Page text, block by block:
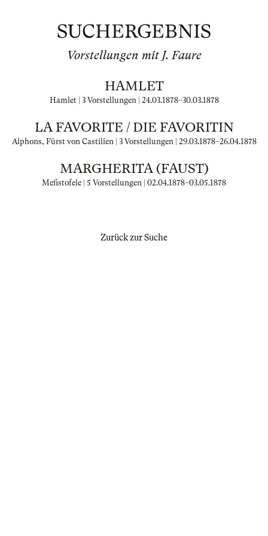
SUCHERGEBNIS
Vorstellungen mit J. Faure
HAMLET
Hamlet | 3 Vorstellungen | 24.03.1878–30.03.1878
LA FAVORITE / DIE FAVORITIN
Alphons, Fürst von Castilien | 3 Vorstellungen | 29.03.1878–26.04.1878
MARGHERITA (FAUST)
Mefistofele | 5 Vorstellungen | 02.04.1878–03.05.1878
Zurück zur Suche